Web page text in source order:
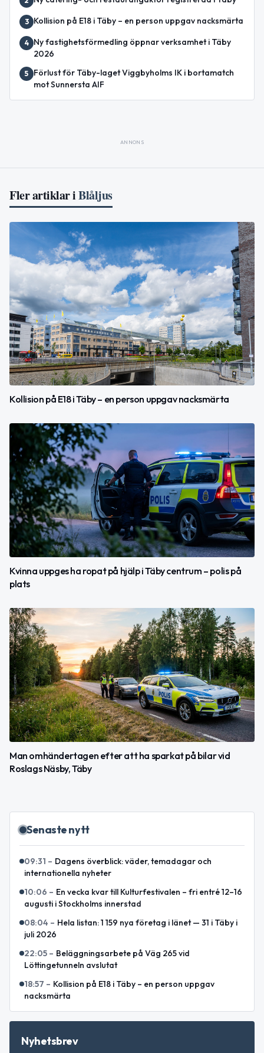
3 Kollision på E18 i Täby – en person uppgav nacksmärta
4
Ny fastighetsförmedling öppnar verksamhet i Täby
2026
5
Förlust för Täby-laget Viggbyholms IK i bortamatch
mot Sunnersta AIF
ANNONS
Fler artiklar iBlåljus
Kollision på E18 i Täby – en person uppgav nacksmärta
Kvinna uppges ha ropat på hjälp i Täby centrum – polis på
plats
Man omhändertagen efter att ha sparkat på bilar vid
Roslags Näsby, Täby
Senaste nytt
09:31 – Dagens överblick: väder, temadagar och
internationella nyheter
10:06 – En vecka kvar till Kulturfestivalen – fri entré 12–16
augusti i Stockholms innerstad
08:04 – Hela listan: 1 159 nya företag i länet — 31 i Täby i
juli 2026
22:05 – Beläggningsarbete på Väg 265 vid
Löttingetunneln avslutat
18:57 – Kollision på E18 i Täby – en person uppgav
nacksmärta
Nyhetsbrev